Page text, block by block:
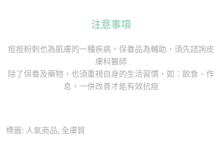
注意事項
痘痘粉刺也為肌膚的一種疾病，保養品為輔助，須先諮詢皮
膚科醫師
除了保養及藥物，也須重視自身的生活習慣，如：飲食、作
息，一併改善才能有效抗痘
標籤: 人氣商品, 全膚質